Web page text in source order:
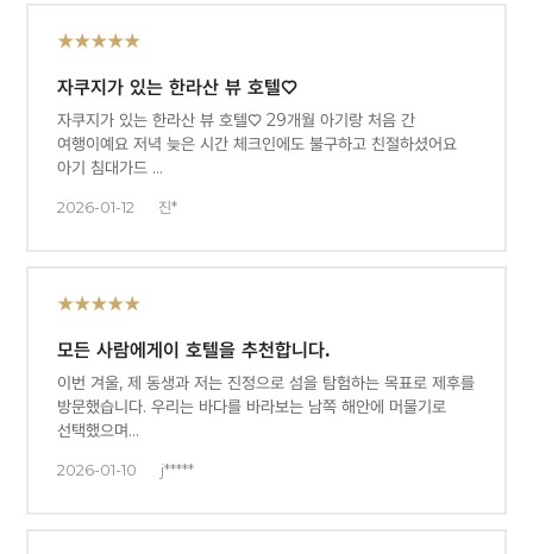
★★★★★
자쿠지가 있는 한라산 뷰 호텔♡
자쿠지가 있는 한라산 뷰 호텔♡ 29개월 아기랑 처음 간
여행이예요 저녁 늦은 시간 체크인에도 불구하고 친절하셨어요
아기 침대가드 …
2026-01-12 진*
★★★★★
모든 사람에게이 호텔을 추천합니다.
이번 겨울, 제 동생과 저는 진정으로 섬을 탐험하는 목표로 제후를
방문했습니다. 우리는 바다를 바라보는 남쪽 해안에 머물기로
선택했으며…
2026-01-10 j*****